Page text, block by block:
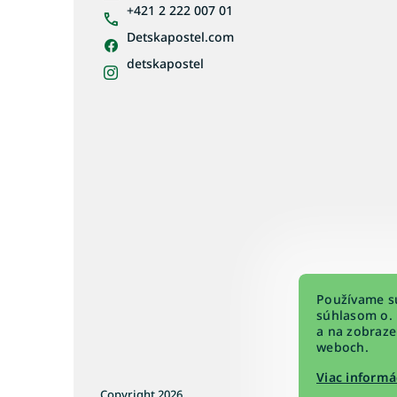
Používame
súhlasom o.
a na
weboch.
Viac
+421 2 222 007 01
Detskapostel.com
detskapostel